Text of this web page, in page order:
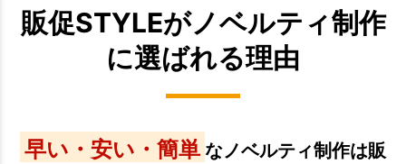
販促STYLEがノベルティ制作
に選ばれる理由
早い・安い・簡単 なノベルティ制作は販